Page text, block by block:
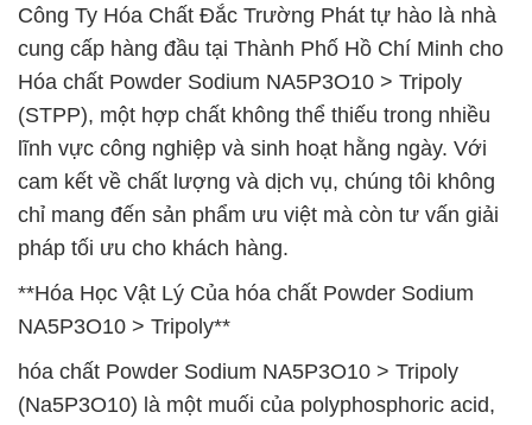
Công Ty Hóa Chất Đắc Trường Phát tự hào là nhà
cung cấp hàng đầu tại Thành Phố Hồ Chí Minh cho
Hóa chất Powder Sodium NA5P3O10 > Tripoly
(STPP), một hợp chất không thể thiếu trong nhiều
lĩnh vực công nghiệp và sinh hoạt hằng ngày. Với
cam kết về chất lượng và dịch vụ, chúng tôi không
chỉ mang đến sản phẩm ưu việt mà còn tư vấn giải
pháp tối ưu cho khách hàng.
**Hóa Học Vật Lý Của hóa chất Powder Sodium
NA5P3O10 > Tripoly**
hóa chất Powder Sodium NA5P3O10 > Tripoly
(Na5P3O10) là một muối của polyphosphoric acid,